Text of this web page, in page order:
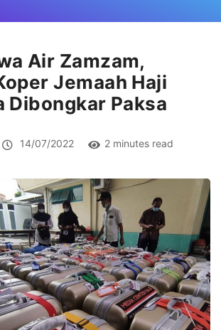
Air Zamzam,
Jemaah Haji
Dibongkar Paksa
14/07/2022 2 minutes read